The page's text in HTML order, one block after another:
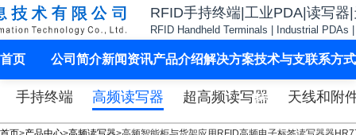
RFID手持终端|工业PDA|读写器
RFID Handheld Terminals | Industrial PDAs
首页 公司简介新闻资讯产品介绍解决方案技术与支
持
联系方式
手持终端 高频读写器 超高频读写器 天线和附